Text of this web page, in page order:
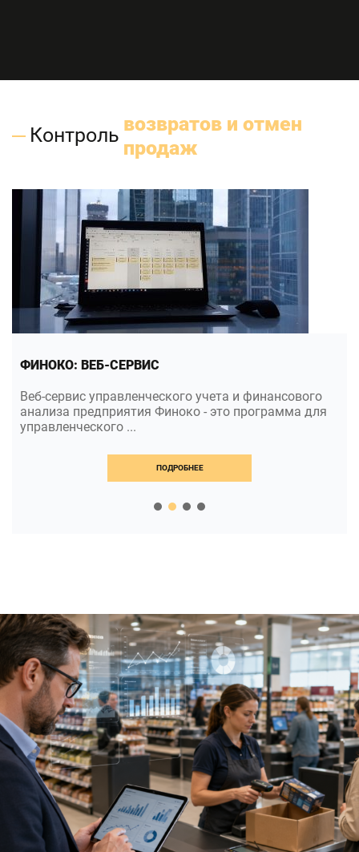
Контроль возвратов и отмен
продаж
ФИНОКО: ВЕБ-СЕРВИС
Веб-сервис управленческого учета и финансового
анализа предприятия Финоко - это программа для
управленческого ...
ПОДРОБНЕЕ